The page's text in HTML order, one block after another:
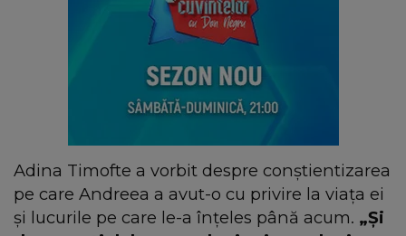
Adina Timofte a vorbit despre conștientizarea
pe care Andreea a avut-o cu privire la viața ei
și lucurile pe care le-a înțeles până acum. „Și